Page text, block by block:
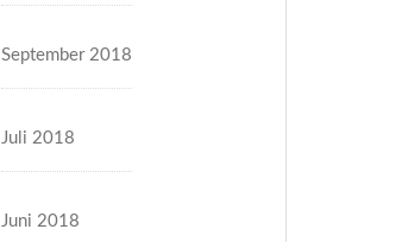
September 2018
Juli 2018
Juni 2018